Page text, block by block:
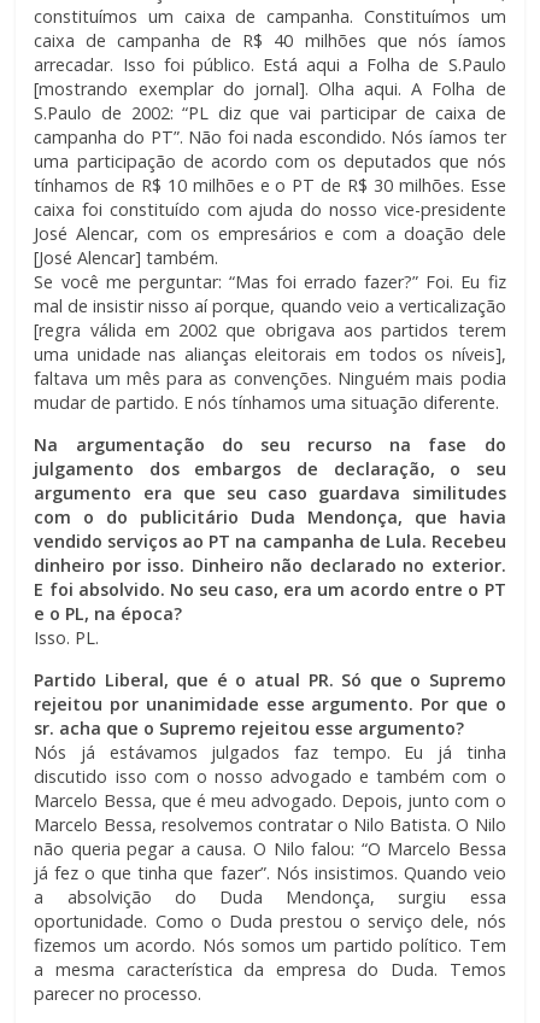
constituímos um caixa de campanha. Constituímos um
caixa de campanha de R$ 40 milhões que nós íamos
arrecadar. Isso foi público. Está aqui a Folha de S.Paulo
[mostrando exemplar do jornal]. Olha aqui. A Folha de
S.Paulo de 2002: “PL diz que vai participar de caixa de
campanha do PT”. Não foi nada escondido. Nós íamos ter
uma participação de acordo com os deputados que nós
tínhamos de R$ 10 milhões e o PT de R$ 30 milhões. Esse
caixa foi constituído com ajuda do nosso vice-presidente
José Alencar, com os empresários e com a doação dele
[José Alencar] também.
Se você me perguntar: “Mas foi errado fazer?” Foi. Eu fiz
mal de insistir nisso aí porque, quando veio a verticalização
[regra válida em 2002 que obrigava aos partidos terem
uma unidade nas alianças eleitorais em todos os níveis],
faltava um mês para as convenções. Ninguém mais podia
mudar de partido. E nós tínhamos uma situação diferente.
Na argumentação do seu recurso na fase do
julgamento dos embargos de declaração, o seu
argumento era que seu caso guardava similitudes
com o do publicitário Duda Mendonça, que havia
vendido serviços ao PT na campanha de Lula. Recebeu
dinheiro por isso. Dinheiro não declarado no exterior.
E foi absolvido. No seu caso, era um acordo entre o PT
e o PL, na época?
Isso. PL.
Partido Liberal, que é o atual PR. Só que o Supremo
rejeitou por unanimidade esse argumento. Por que o
sr. acha que o Supremo rejeitou esse argumento?
Nós já estávamos julgados faz tempo. Eu já tinha
discutido isso com o nosso advogado e também com o
Marcelo Bessa, que é meu advogado. Depois, junto com o
Marcelo Bessa, resolvemos contratar o Nilo Batista. O Nilo
não queria pegar a causa. O Nilo falou: “O Marcelo Bessa
já fez o que tinha que fazer”. Nós insistimos. Quando veio
a absolvição do Duda Mendonça, surgiu essa
oportunidade. Como o Duda prestou o serviço dele, nós
fizemos um acordo. Nós somos um partido político. Tem
a mesma característica da empresa do Duda. Temos
parecer no processo.